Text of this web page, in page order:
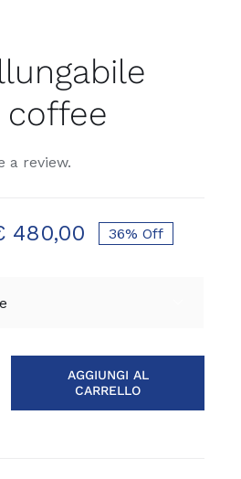
coffee
a review.
480,00
36% Off
AGGIUNGI AL
CARRELLO